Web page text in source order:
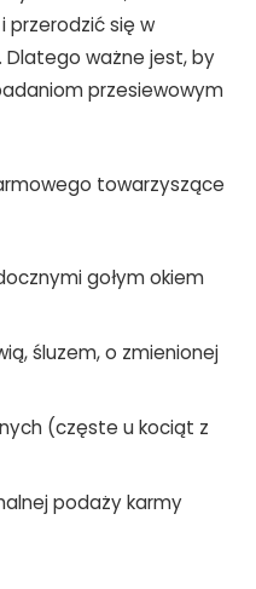
przerodzić się w
ważne jest, by
przesiewowym
towarzyszące
gołym okiem
śluzem, o zmienionej
(częste u kociąt z
podaży karmy